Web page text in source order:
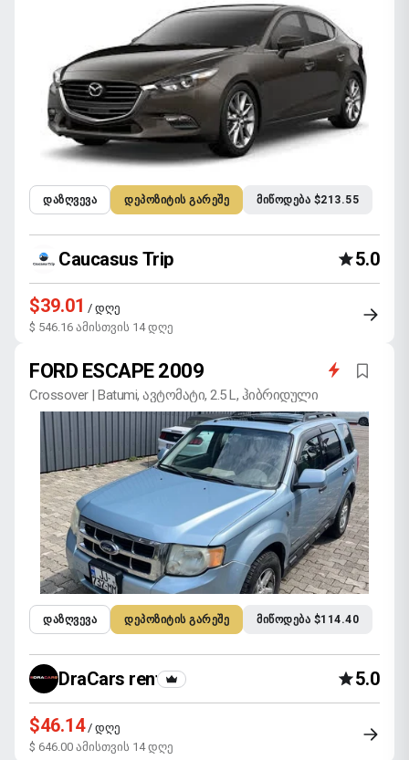
ᲓᲐᲖᲦᲕᲔᲕᲐ ᲓᲔᲞᲝᲖᲘᲢᲘᲡ ᲒᲐᲠᲔᲨᲔ ᲛᲘᲬᲝᲓᲔᲑᲐ $213.55
Caucasus Trip 5.0
$39.01 / დღე
$ 546.16 ამისთვის 14 დღე
FORD ESCAPE 2009
Crossover | Batumi, ავტომატი, 2.5 L, ჰიბრიდული
ᲓᲐᲖᲦᲕᲔᲕᲐ ᲓᲔᲞᲝᲖᲘᲢᲘᲡ ᲒᲐᲠᲔᲨᲔ ᲛᲘᲬᲝᲓᲔᲑᲐ $114.40
DraCars rental 5.0
$46.14/ დღე
$ 646.00 ამისთვის 14 დღე